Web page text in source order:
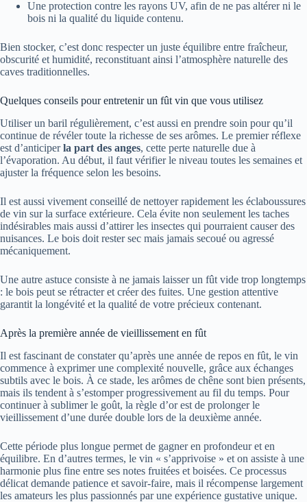
Une protection contre les rayons UV, afin de ne pas altérer ni le
bois ni la qualité du liquide contenu.
Bien stocker, c’est donc respecter un juste équilibre entre fraîcheur,
obscurité et humidité, reconstituant ainsi l’atmosphère naturelle des
caves traditionnelles.
Quelques conseils pour entretenir un fût vin que vous utilisez
Utiliser un baril régulièrement, c’est aussi en prendre soin pour qu’il
continue de révéler toute la richesse de ses arômes. Le premier réflexe
est d’anticiperla part des anges, cette perte naturelle due à
l’évaporation. Au début, il faut vérifier le niveau toutes les semaines et
ajuster la fréquence selon les besoins.
Il est aussi vivement conseillé de nettoyer rapidement les éclaboussures
de vin sur la surface extérieure. Cela évite non seulement les taches
indésirables mais aussi d’attirer les insectes qui pourraient causer des
nuisances. Le bois doit rester sec mais jamais secoué ou agressé
mécaniquement.
Une autre astuce consiste à ne jamais laisser un fût vide trop longtemps
: le bois peut se rétracter et créer des fuites. Une gestion attentive
garantit la longévité et la qualité de votre précieux contenant.
Après la première année de vieillissement en fût
Il est fascinant de constater qu’après une année de repos en fût, le vin
commence à exprimer une complexité nouvelle, grâce aux échanges
subtils avec le bois. À ce stade, les arômes de chêne sont bien présents,
mais ils tendent à s’estomper progressivement au fil du temps. Pour
continuer à sublimer le goût, la règle d’or est de prolonger le
vieillissement d’une durée double lors de la deuxième année.
Cette période plus longue permet de gagner en profondeur et en
équilibre. En d’autres termes, le vin « s’apprivoise » et on assiste à une
harmonie plus fine entre ses notes fruitées et boisées. Ce processus
délicat demande patience et savoir-faire, mais il récompense largement
les amateurs les plus passionnés par une expérience gustative unique.